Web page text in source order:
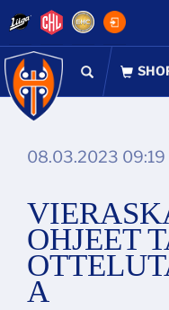
08.03.2023 09:19
OHJEET
A